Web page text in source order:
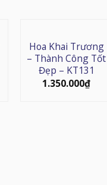
Hoa Khai Trương
– Thành Công Tốt
Đẹp – KT131
1.350.000₫